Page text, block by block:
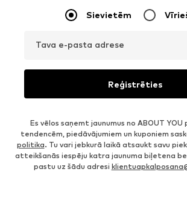
Sievietēm
Tava e-pasta adrese
Reģistrēties
Es vēlos saņemt jaunumus no ABOUT
tendencēm, piedāvājumiem un kuponiem
politika. Tu vari jebkurā laikā atsaukt savu
atteikšanās iespēju katra jaunuma biļetena
pastu uz šādu adresi